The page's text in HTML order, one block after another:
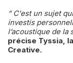
“ C'est un sujet
investis
l’acoustique de la
précise Tyssia,
Creative.